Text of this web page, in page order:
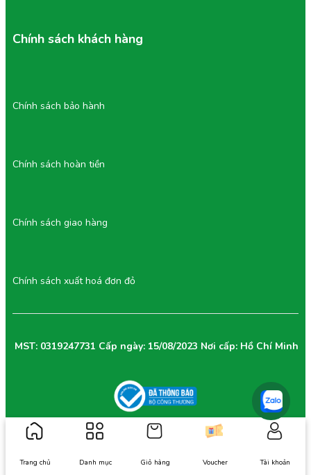
MST: 0319247731 Cấp ngày: 15/08/2023 Nơi cấp: Hồ Chí Minh
Chính sách khách hàng
Chính sách bảo hành
Chính sách hoàn tiền
Chính sách giao hàng
Chính sách xuất hoá đơn đỏ
Trang chủ Danh mục Giỏ hàng Voucher Tài khoản